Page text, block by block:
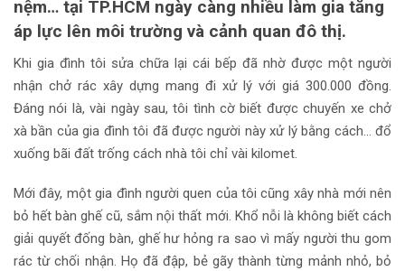
nệm… tại TP.HCM ngày càng nhiều làm gia tăng
áp lực lên môi trường và cảnh quan đô thị.
Khi gia đình tôi sửa chữa lại cái bếp đã nhờ được một người
nhận chở rác xây dựng mang đi xử lý với giá 300.000 đồng.
Đáng nói là, vài ngày sau, tôi tình cờ biết được chuyến xe chở
xà bần của gia đình tôi đã được người này xử lý bằng cách… đổ
xuống bãi đất trống cách nhà tôi chỉ vài kilomet.
Mới đây, một gia đình người quen của tôi cũng xây nhà mới nên
bỏ hết bàn ghế cũ, sắm nội thất mới. Khổ nỗi là không biết cách
giải quyết đống bàn, ghế hư hỏng ra sao vì mấy người thu gom
rác từ chối nhận. Họ đã đập, bẻ gãy thành từng mảnh nhỏ, bỏ